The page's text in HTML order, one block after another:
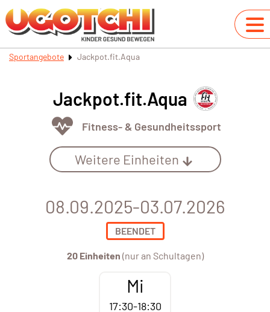
Sportangebote Jackpot.fit.Aqua
Jackpot.fit.Aqua
Fitness- & Gesundheitssport
Weitere Einheiten
08.09.2025-03.07.2026
BEENDET
20 Einheiten (nur an Schultagen)
Mi
17:30-18:30